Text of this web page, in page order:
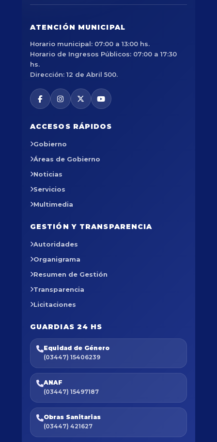
ATENCIÓN MUNICIPAL
Horario municipal: 07:00 a 13:00 hs.
Horario de Ingresos Públicos: 07:00 a 17:30
hs.
Dirección: 12 de Abril 500.
ACCESOS RÁPIDOS
Gobierno
Áreas de Gobierno
Noticias
Servicios
Multimedia
GESTIÓN Y TRANSPARENCIA
Autoridades
Organigrama
Resumen de Gestión
Transparencia
Licitaciones
GUARDIAS 24 HS
Equidad de Género
(03447) 15406239
ANAF
(03447) 15497187
Obras Sanitarias
(03447) 421627